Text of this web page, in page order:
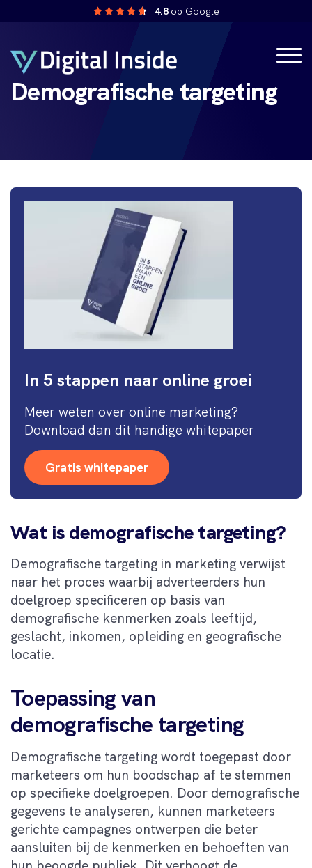
4.8 op Google
Demografische targeting
In 5 stappen naar online groei
Meer weten over online marketing?
Download dan dit handige whitepaper
Gratis whitepaper
Wat is demografische targeting?
Demografische targeting in marketing verwijst
naar het proces waarbij adverteerders hun
doelgroep specificeren op basis van
demografische kenmerken zoals leeftijd,
geslacht, inkomen, opleiding en geografische
locatie.
Toepassing van
demografische targeting
Demografische targeting wordt toegepast door
marketeers om hun boodschap af te stemmen
op specifieke doelgroepen. Door demografische
gegevens te analyseren, kunnen marketeers
gerichte campagnes ontwerpen die beter
aansluiten bij de kenmerken en behoeften van